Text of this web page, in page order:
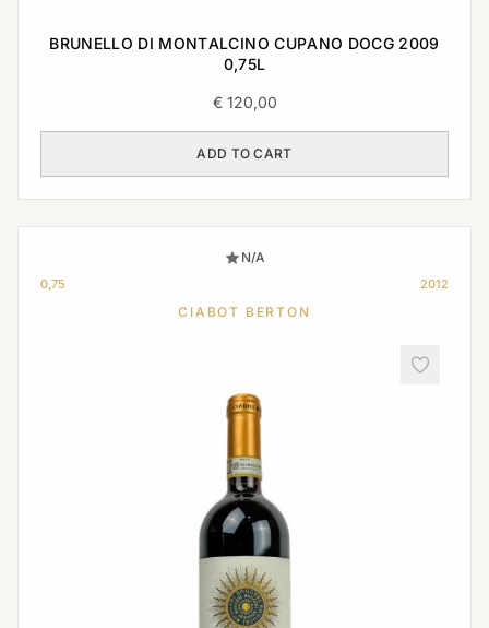
BRUNELLO DI MONTALCINO CUPANO DOCG 2009
0,75L
€120,00
ADD TO CART
N/A
0,75 2012
CIABOT BERTON